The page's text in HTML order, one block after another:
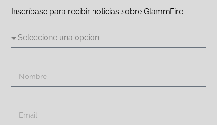
Inscríbase para recibir noticias sobre GlammFire